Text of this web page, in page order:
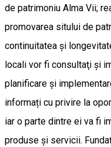
de patrimoniu Alma Vii;
promovarea sitului de
continuitatea și
locali vor fi consultaţi şi
planificare și
informați cu privire la
iar o parte dintre ei va fi
produse și servicii.